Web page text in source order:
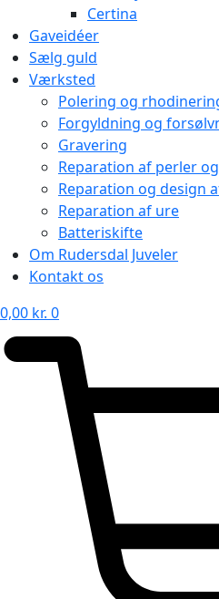
Certina
Gaveidéer
Sælg guld
Værksted
Polering og
Forgyldning og
Gravering
Reparation af perler
Reparation og design
Reparation af ure
Batteriskifte
Om Rudersdal Juveler
Kontakt os
0,00 kr. 0